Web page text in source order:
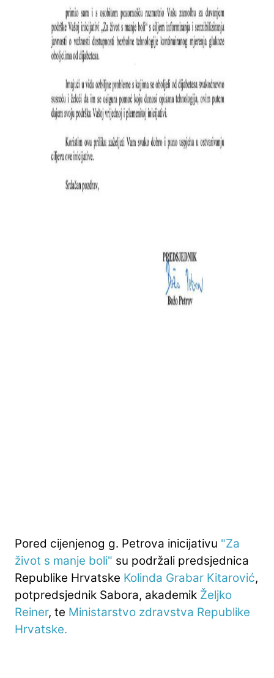
Pored cijenjenog g. Petrova inicijativu "Za
život s manje boli" su podržali predsjednica
Republike Hrvatske Kolinda Grabar Kitarović,
potpredsjednik Sabora, akademik Željko
Reiner, te Ministarstvo zdravstva Republike
Hrvatske.